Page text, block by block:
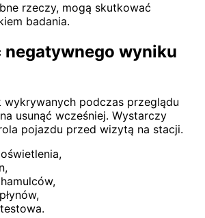
rzeczy, mogą skutkować
badania.
negatywnego wyniku
wykrywanych podczas przeglądu
usunąć wcześniej. Wystarczy
pojazdu przed wizytą na stacji.